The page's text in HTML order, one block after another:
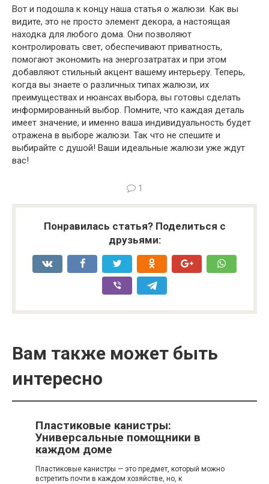
Вот и подошла к концу наша статья о жалюзи. Как вы
видите, это не просто элемент декора, а настоящая
находка для любого дома. Они позволяют
контролировать свет, обеспечивают приватность,
помогают экономить на энергозатратах и при этом
добавляют стильный акцент вашему интерьеру. Теперь,
когда вы знаете о различных типах жалюзи, их
преимуществах и нюансах выбора, вы готовы сделать
информированный выбор. Помните, что каждая деталь
имеет значение, и именно ваша индивидуальность будет
отражена в выборе жалюзи. Так что не спешите и
выбирайте с душой! Ваши идеальные жалюзи уже ждут
вас!
1
Понравилась статья? Поделиться с
друзьями:
Вам также может быть
интересно
Пластиковые канистры:
Универсальные помощники в
каждом доме
Пластиковые канистры — это предмет, который можно
встретить почти в каждом хозяйстве, но, к